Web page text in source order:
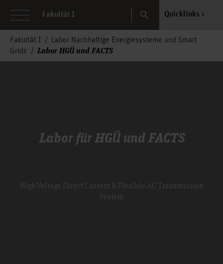
Fakultät I Search Quicklinks
Fakultät I
Labor Nachhaltige Energiesysteme und Smart
Grids
Labor HGÜ und FACTS
Labor für HGÜ und FACTS
High Voltage Direct Current & Flexible AC Transmission
System